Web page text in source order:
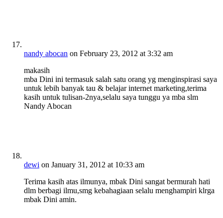
nandy abocan on February 23, 2012 at 3:32 am
makasih
mba Dini ini termasuk salah satu orang yg menginspirasi saya
untuk lebih banyak tau & belajar internet marketing,terima
kasih untuk tulisan-2nya,selalu saya tunggu ya mba slm
Nandy Abocan
dewi on January 31, 2012 at 10:33 am
Terima kasih atas ilmunya, mbak Dini sangat bermurah hati
dlm berbagi ilmu,smg kebahagiaan selalu menghampiri klrga
mbak Dini amin.